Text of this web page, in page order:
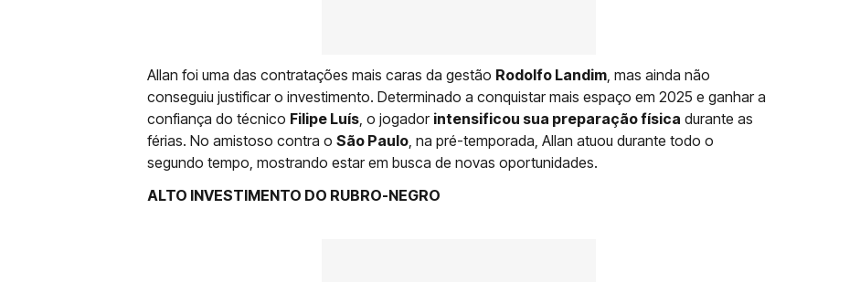
Allan foi uma das contratações mais caras da gestão Rodolfo Landim, mas ainda não
conseguiu justificar o investimento. Determinado a conquistar mais espaço em 2025 e ganhar a
confiança do técnico Filipe Luís, o jogador intensificou sua preparação física durante as
férias. No amistoso contra o São Paulo, na pré-temporada, Allan atuou durante todo o
segundo tempo, mostrando estar em busca de novas oportunidades.
ALTO INVESTIMENTO DO RUBRO-NEGRO